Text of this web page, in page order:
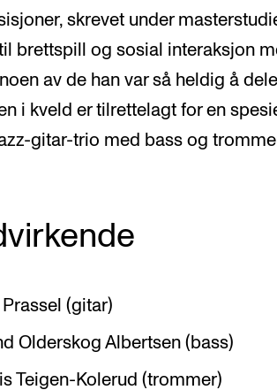
skrevet under
brettspill og sosial interaksjon
av de han var så heldig å
i kveld er tilrettelagt for en
gitar-trio med bass og
Prassel (gitar)
Olderskog Albertsen (bass)
Teigen-Kolerud (trommer)